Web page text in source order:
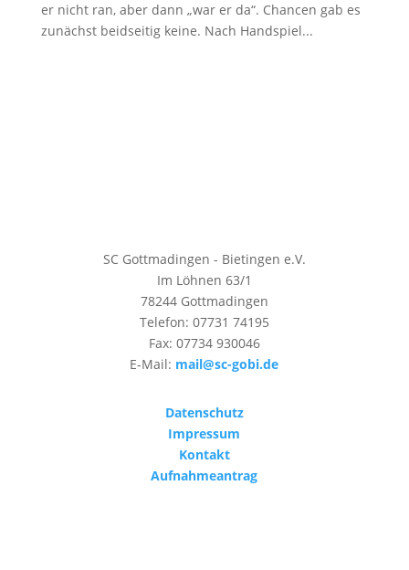
er nicht ran, aber dann „war er da“. Chancen gab es
zunächst beidseitig keine. Nach Handspiel...
SC Gottmadingen - Bietingen e.V.
Im Löhnen 63/1
78244 Gottmadingen
Telefon: 07731 74195
Fax: 07734 930046
E-Mail: mail@sc-gobi.de
Datenschutz
Impressum
Kontakt
Aufnahmeantrag